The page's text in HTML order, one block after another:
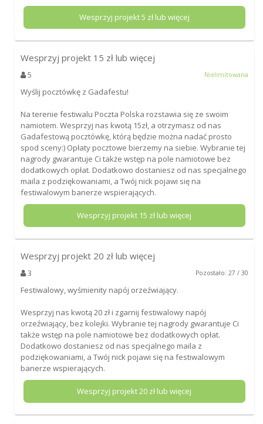
Wesprzyj projekt5 zł lub więcej
Wesprzyj projekt 15 zł lub więcej
5 Nielimitowana
Wyślij pocztówkę z Gadafestu!
Na terenie festiwalu Poczta Polska rozstawia się ze swoim
namiotem. Wesprzyj nas kwotą 15zł, a otrzymasz od nas
Gadafestową pocztówkę, którą będzie można nadać prosto
spod sceny:) Opłaty pocztowe bierzemy na siebie. Wybranie tej
nagrody gwarantuje Ci także wstęp na pole namiotowe bez
dodatkowych opłat. Dodatkowo dostaniesz od nas specjalnego
maila z podziękowaniami, a Twój nick pojawi się na
festiwalowym banerze wspierających.
Wesprzyj projekt 15 zł lub więcej
Wesprzyj projekt 20 zł lub więcej
3 Pozostało: 27 / 30
Festiwalowy, wyśmienity napój orzeźwiający.
Wesprzyj nas kwotą 20 zł i zgarnij festiwalowy napój
orzeźwiający, bez kolejki. Wybranie tej nagrody gwarantuje Ci
także wstęp na pole namiotowe bez dodatkowych opłat.
Dodatkowo dostaniesz od nas specjalnego maila z
podziękowaniami, a Twój nick pojawi się na festiwalowym
banerze wspierających.
Wesprzyj projekt20 zł lub więcej